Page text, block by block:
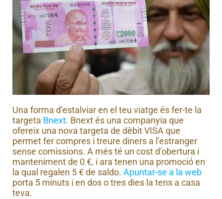
Una forma d’estalviar en el teu viatge és fer-te la
targeta Bnext. Bnext és una companyia que
ofereix una nova targeta de dèbit VISA que
permet fer compres i treure diners a l’estranger
sense comissions. A més té un cost d’obertura i
manteniment de 0 €, i ara tenen una promoció en
la qual regalen 5 € de saldo. Apuntar-se a la web
porta 5 minuts i en dos o tres dies la tens a casa
teva.